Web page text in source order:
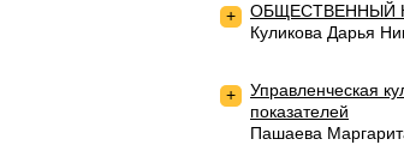
+ ОБЩЕСТВЕННЫЙ
Куликова Дарья
+
Управленческая
показателей
Пашаева